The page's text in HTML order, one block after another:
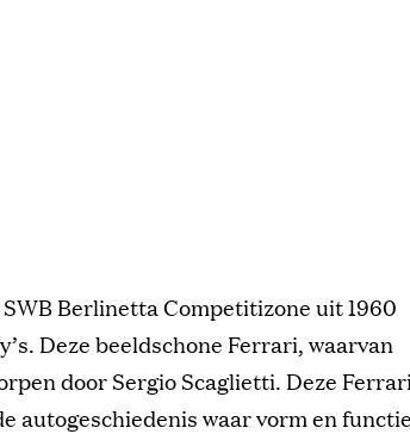
Berlinetta Competitizone uit 1960
Deze beeldschone Ferrari, waarvan
door Sergio Scaglietti. Deze Ferrari
autogeschiedenis waar vorm en functie